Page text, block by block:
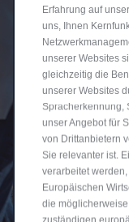
Erfahrung auf
uns, Ihnen
unserer Websites
gleichzeitig die
unserer Websites
Spracherkennung,
unser Angebot für
von Drittanbietern
Sie relevanter ist.
verarbeitet
Europäischen
die